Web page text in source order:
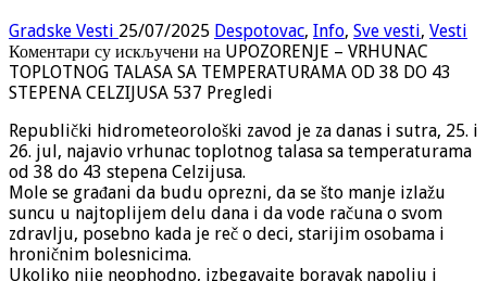
Gradske Vesti 25/07/2025 Despotovac, Info, Sve vesti, Vesti
Коментари су искључени на UPOZORENJE – VRHUNAC
TOPLOTNOG TALASA SA TEMPERATURAMA OD 38 DO 43
STEPENA CELZIJUSA 537 Pregledi
Republički hidrometeorološki zavod je za danas i sutra, 25. i
26. jul, najavio vrhunac toplotnog talasa sa temperaturama
od 38 do 43 stepena Celzijusa.
Mole se građani da budu oprezni, da se što manje izlažu
suncu u najtoplijem delu dana i da vode računa o svom
zdravlju, posebno kada je reč o deci, starijim osobama i
hroničnim bolesnicima.
Ukoliko nije neophodno, izbegavajte boravak napolju i